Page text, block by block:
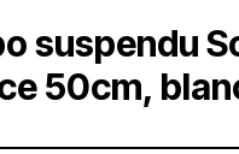
suspendu
50cm,